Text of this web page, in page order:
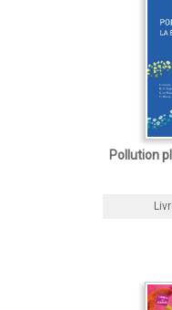
Pollution